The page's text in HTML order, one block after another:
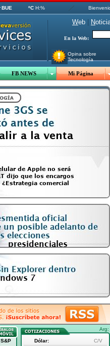
BUE ºC H:%
Web N
En la Web:
Opina sobre
Tecnología
FB NEWS Mi Página
Arg:
S&P Dólar:
C/V